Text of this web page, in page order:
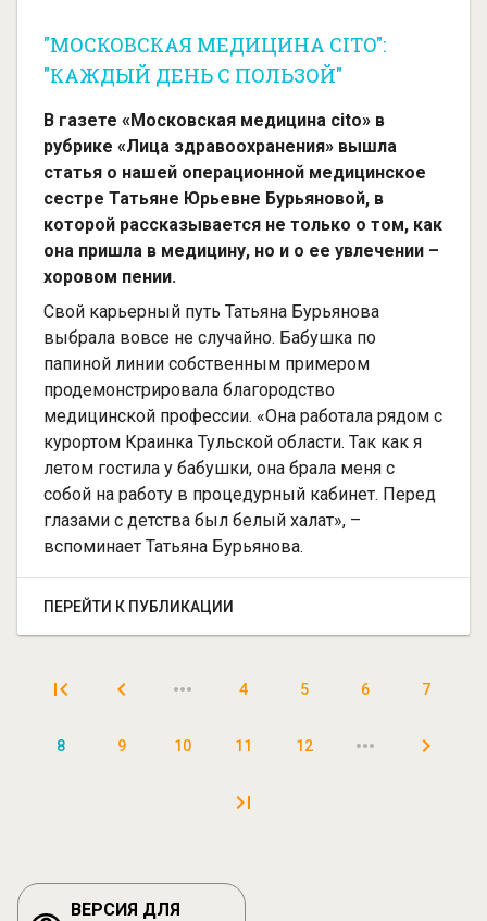
"МОСКОВСКАЯ МЕДИЦИНА CITO":
"КАЖДЫЙ ДЕНЬ С ПОЛЬЗОЙ"
В газете «Московская медицина cito» в
рубрике «Лица здравоохранения» вышла
статья о нашей операционной медицинское
сестре Татьяне Юрьевне Бурьяновой, в
которой рассказывается не только о том, как
она пришла в медицину, но и о ее увлечении –
хоровом пении.
Свой карьерный путь Татьяна Бурьянова
выбрала вовсе не случайно. Бабушка по
папиной линии собственным примером
продемонстрировала благородство
медицинской профессии. «Она работала рядом с
курортом Краинка Тульской области. Так как я
летом гостила у бабушки, она брала меня с
собой на работу в процедурный кабинет. Перед
глазами с детства был белый халат», –
вспоминает Татьяна Бурьянова.
ПЕРЕЙТИ К ПУБЛИКАЦИИ
Нумерация
PAGE
4 PAGE
5 PAGE
6 PAGE
7
ТЕКУЩАЯ СТРАНИЦА
8 PAGE
9 PAGE
10 PAGE
11 PAGE
12
ВЕРСИЯ ДЛЯ